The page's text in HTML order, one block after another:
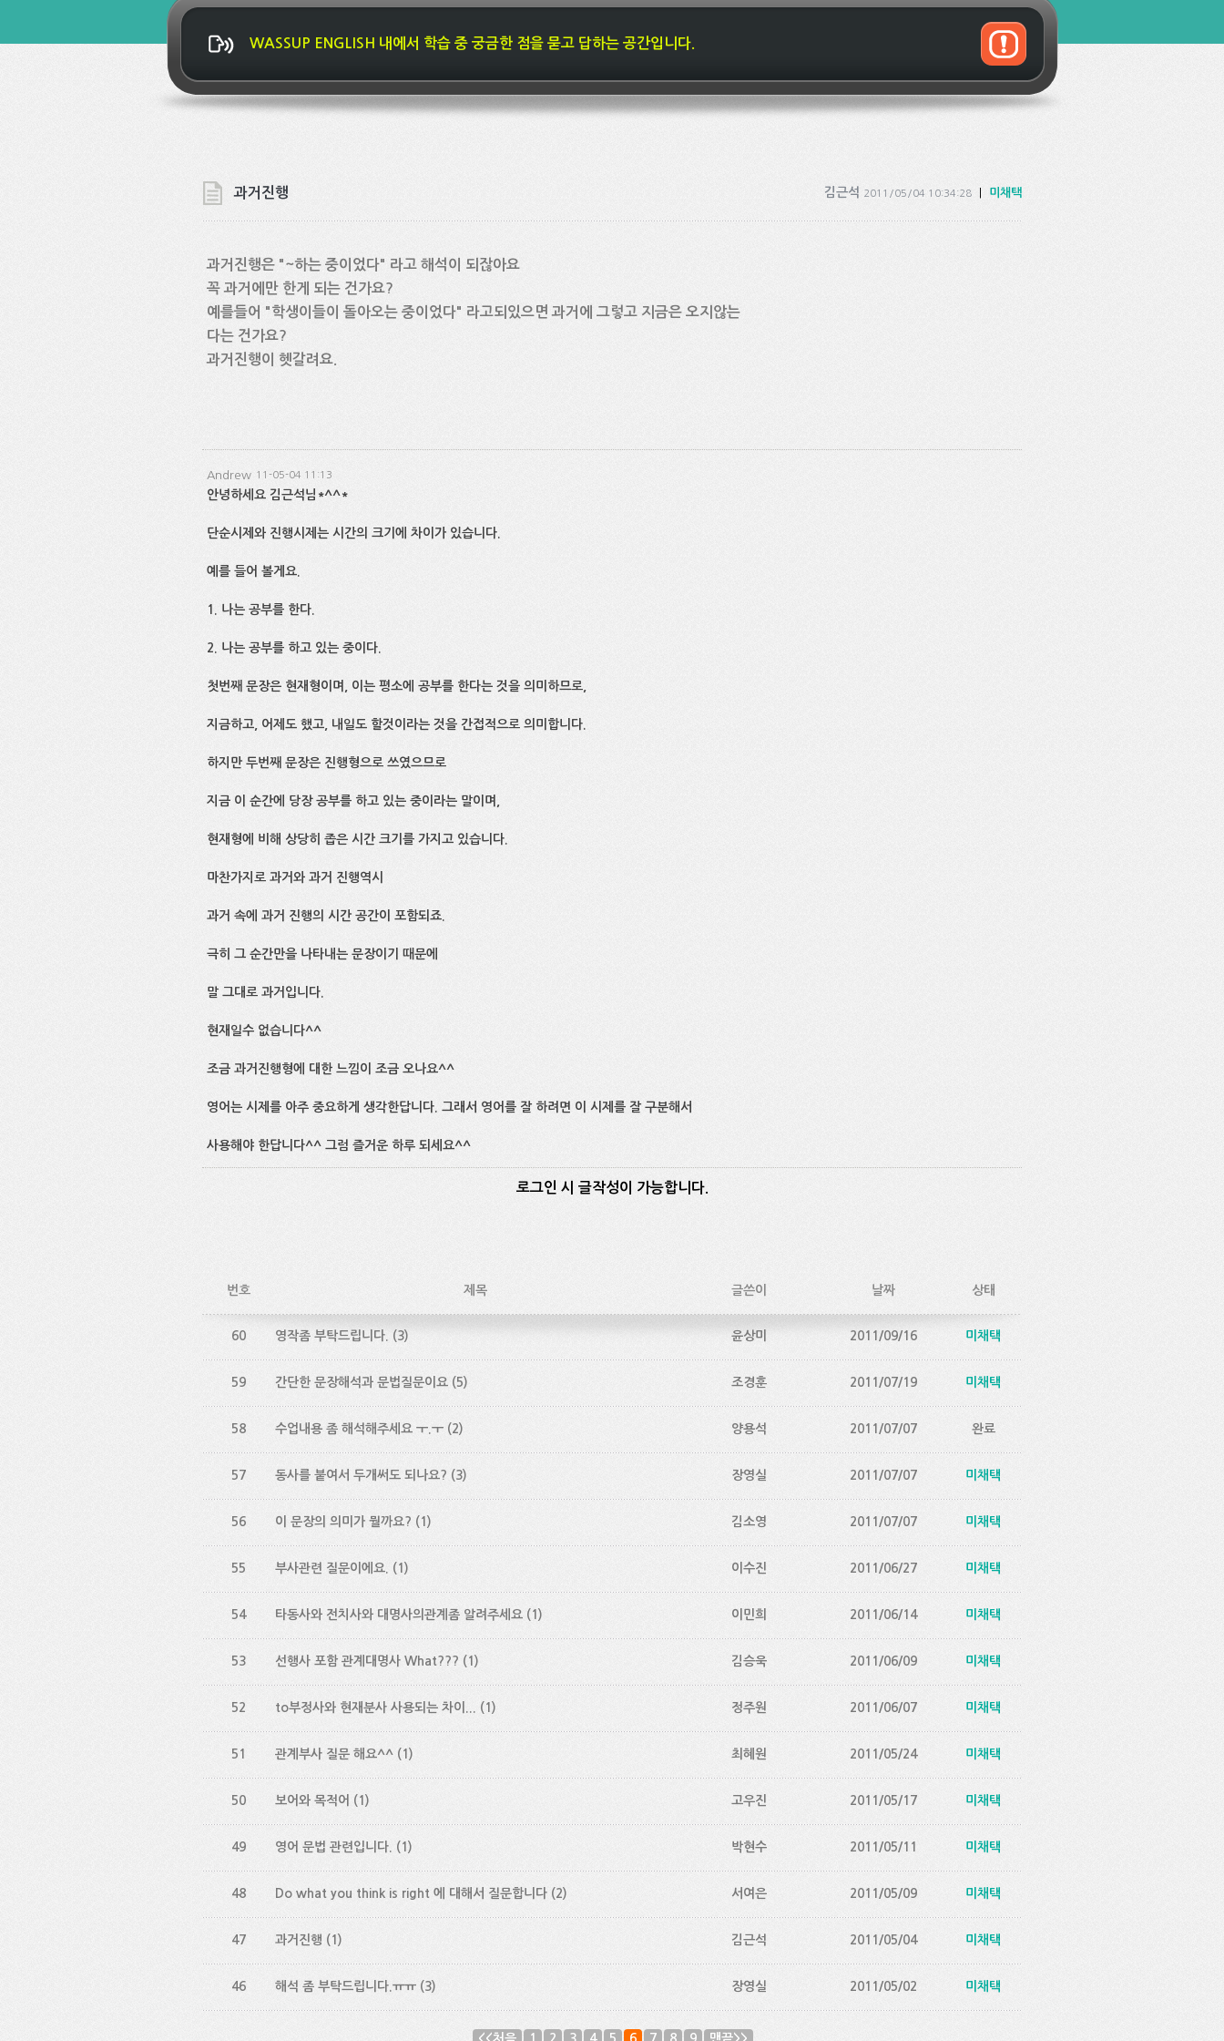
WASSUP ENGLISH 내에서 학습 중 궁금한 점을 묻고 답하는 공간입니다.
과거진행 김근석 2011/05/04 10:34:28 미채택
과거진행은 "~하는 중이었다" 라고 해석이 되잖아요
꼭 과거에만 한게 되는 건가요?
예를들어 "학생이들이 돌아오는 중이었다" 라고되있으면 과거에 그렇고 지금은 오지않는
다는 건가요?
과거진행이 헷갈려요.
Andrew 11-05-04 11:13
안녕하세요 김근석님*^^*
단순시제와 진행시제는 시간의 크기에 차이가 있습니다.
예를 들어 볼게요.
1. 나는 공부를 한다.
2. 나는 공부를 하고 있는 중이다.
첫번째 문장은 현재형이며, 이는 평소에 공부를 한다는 것을 의미하므로,
지금하고, 어제도 했고, 내일도 할것이라는 것을 간접적으로 의미합니다.
하지만 두번째 문장은 진행형으로 쓰였으므로
지금 이 순간에 당장 공부를 하고 있는 중이라는 말이며,
현재형에 비해 상당히 좁은 시간 크기를 가지고 있습니다.
마찬가지로 과거와 과거 진행역시
과거 속에 과거 진행의 시간 공간이 포함되죠.
극히 그 순간만을 나타내는 문장이기 때문에
말 그대로 과거입니다.
현재일수 없습니다^^
조금 과거진행형에 대한 느낌이 조금 오나요^^
영어는 시제를 아주 중요하게 생각한답니다. 그래서 영어를 잘 하려면 이 시제를 잘 구분해서
사용해야 한답니다^^ 그럼 즐거운 하루 되세요^^
로그인 시 글작성이 가능합니다.
번호 제목 글쓴이 날짜 상태
60 영작좀 부탁드립니다. (3) 윤상미 2011/09/16 미채택
59 간단한 문장해석과 문법질문이요 (5) 조경훈 2011/07/19 미채택
58 수업내용 좀 해석해주세요 ㅜ.ㅜ (2) 양용석 2011/07/07 완료
57 동사를 붙여서 두개써도 되나요? (3) 장영실 2011/07/07 미채택
56 이 문장의 의미가 뭘까요? (1) 김소영 2011/07/07 미채택
55 부사관련 질문이에요. (1) 이수진 2011/06/27 미채택
54 타동사와 전치사와 대명사의관계좀 알려주세요 (1) 이민희 2011/06/14 미채택
53 선행사 포함 관계대명사 What??? (1) 김승욱 2011/06/09 미채택
52 to부정사와 현재분사 사용되는 차이... (1) 정주원 2011/06/07 미채택
51 관계부사 질문 해요^^ (1) 최혜원 2011/05/24 미채택
50 보어와 목적어 (1) 고우진 2011/05/17 미채택
49 영어 문법 관련입니다. (1) 박현수 2011/05/11 미채택
48 Do what you think is right 에 대해서 질문합니다 (2) 서여은 2011/05/09 미채택
47 과거진행 (1) 김근석 2011/05/04 미채택
46 해석 좀 부탁드립니다.ㅠㅠ (3) 장영실 2011/05/02 미채택
<<처음 1 2 3 4 5 6 7 8 9 맨끝>>